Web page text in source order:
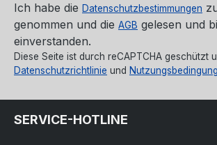
Ich habe die Datenschutzbestimmungen
genommen und die AGB gelesen und
einverstanden.
Diese Seite ist durch reCAPTCHA geschützt
Datenschutzrichtlinie und
SERVICE-HOTLINE